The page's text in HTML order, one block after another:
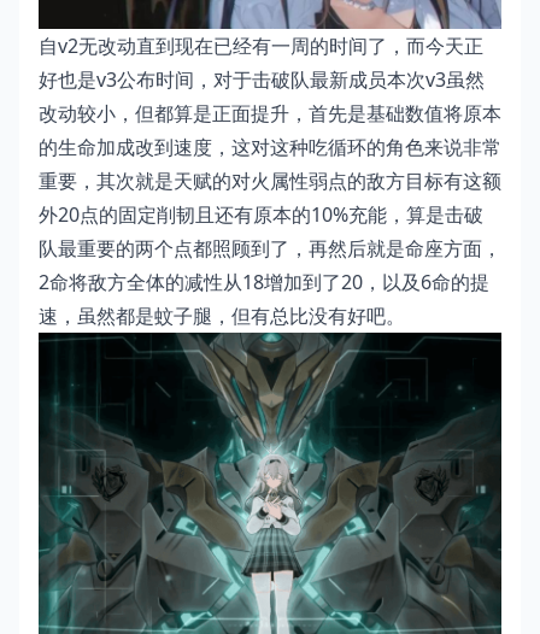
自v2无改动直到现在已经有一周的时间了，而今天正
好也是v3公布时间，对于击破队最新成员本次v3虽然
改动较小，但都算是正面提升，首先是基础数值将原本
的生命加成改到速度，这对这种吃循环的角色来说非常
重要，其次就是天赋的对火属性弱点的敌方目标有这额
外20点的固定削韧且还有原本的10%充能，算是击破
队最重要的两个点都照顾到了，再然后就是命座方面，
2命将敌方全体的减性从18增加到了20，以及6命的提
速，虽然都是蚊子腿，但有总比没有好吧。